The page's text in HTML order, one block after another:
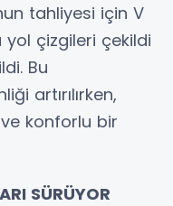
tahliyesi için V
yol çizgileri çekildi
Bu
artırılırken,
konforlu bir
SÜRÜYOR